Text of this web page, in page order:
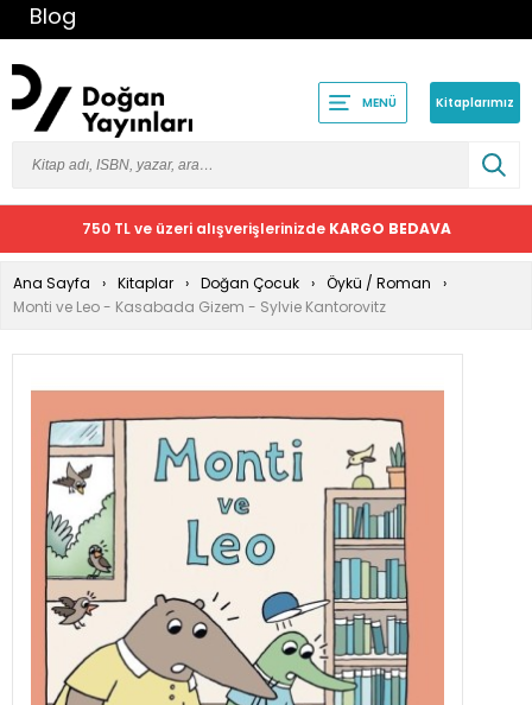
Blog
MENÜ Kitaplarımız
750 TL ve üzeri alışverişlerinizde KARGO BEDAVA
Ana Sayfa Kitaplar Doğan Çocuk
Öykü / Roman
Monti ve Leo - Kasabada Gizem - Sylvie Kantorovitz